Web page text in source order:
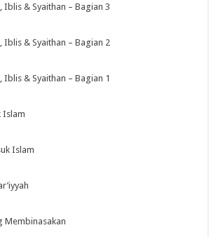
Iblis & Syaithan – Bagian 3
Iblis & Syaithan – Bagian 2
Iblis & Syaithan – Bagian 1
Islam
Islam
Membinasakan